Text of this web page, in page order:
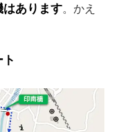
あります。かえ